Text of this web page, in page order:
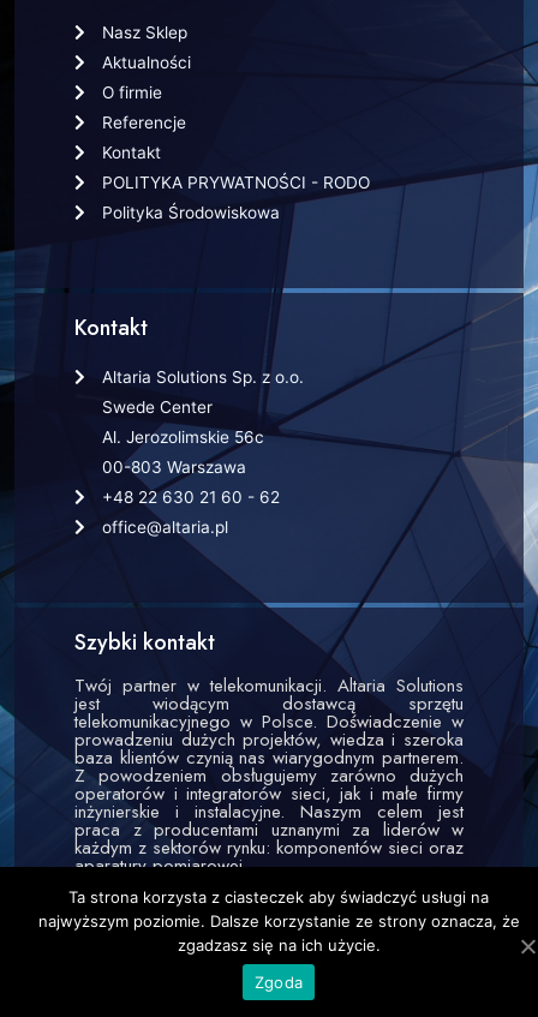
Nasz Sklep
Aktualności
O firmie
Referencje
Kontakt
POLITYKA PRYWATNOŚCI - RODO
Polityka Środowiskowa
Kontakt
Altaria Solutions Sp. z o.o.
Swede Center
Al. Jerozolimskie 56c
00-803 Warszawa
+48 22 630 21 60 - 62
office@altaria.pl
Szybki kontakt
Twój partner w telekomunikacji. Altaria Solutions
jest wiodącym dostawcą sprzętu
telekomunikacyjnego w Polsce. Doświadczenie w
prowadzeniu dużych projektów, wiedza i szeroka
baza klientów czynią nas wiarygodnym partnerem.
Z powodzeniem obsługujemy zarówno dużych
operatorów i integratorów sieci, jak i małe firmy
inżynierskie i instalacyjne. Naszym celem jest
praca z producentami uznanymi za liderów w
każdym z sektorów rynku: komponentów sieci oraz
aparatury pomiarowej.
Ta strona korzysta z ciasteczek aby świadczyć usługi na
najwyższym poziomie. Dalsze korzystanie ze strony oznacza, że
zgadzasz się na ich użycie.
Zgoda